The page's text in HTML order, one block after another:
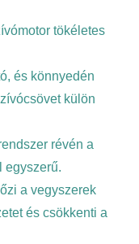
tökéletes
és könnyedén
külön
révén a
egyszerű.
a vegyszerek
és csökkenti a